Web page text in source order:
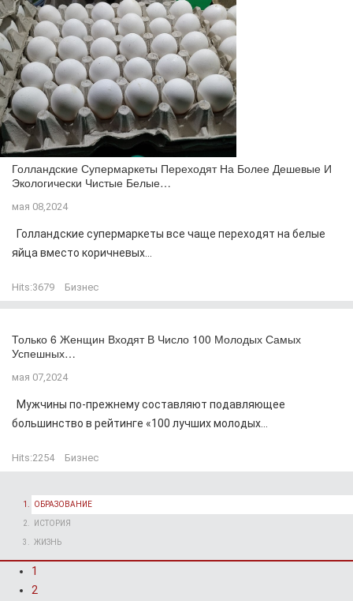
Голландские Супермаркеты Переходят На Более Дешевые И
Экологически Чистые Белые…
мая 08,2024
Голландские супермаркеты все чаще переходят на белые
яйца вместо коричневых...
Hits:3679 Бизнес
Только 6 Женщин Входят В Число 100 Молодых Самых
Успешных…
мая 07,2024
Мужчины по-прежнему составляют подавляющее
большинство в рейтинге «100 лучших молодых...
Hits:2254 Бизнес
ОБРАЗОВАНИЕ
ИСТОРИЯ
ЖИЗНЬ
1
2